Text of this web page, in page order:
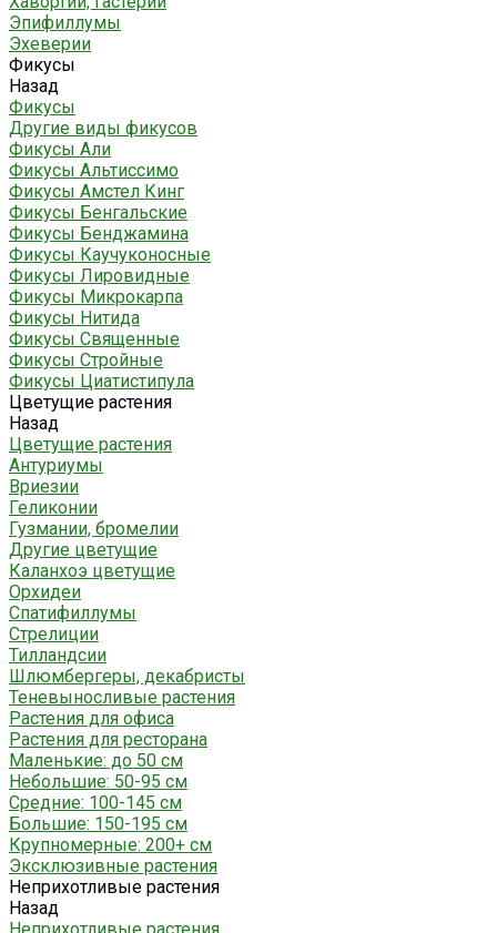
Эпифиллумы
Эхеверии
Фикусы
Назад
Фикусы
Другие виды фикусов
Фикусы Али
Фикусы Альтиссимо
Фикусы Амстел Кинг
Фикусы Бенгальские
Фикусы Бенджамина
Фикусы Каучуконосные
Фикусы Лировидные
Фикусы Микрокарпа
Фикусы Нитида
Фикусы Священные
Фикусы Стройные
Фикусы Циатистипула
Цветущие растения
Назад
Цветущие растения
Антуриумы
Вриезии
Геликонии
Гузмании, бромелии
Другие цветущие
Каланхоэ цветущие
Орхидеи
Спатифиллумы
Стрелиции
Тилландсии
Шлюмбергеры, декабристы
Теневыносливые растения
Растения для офиса
Растения для ресторана
Маленькие: до 50 см
Небольшие: 50-95 см
Средние: 100-145 см
Большие: 150-195 см
Крупномерные: 200+ см
Эксклюзивные растения
Неприхотливые растения
Назад